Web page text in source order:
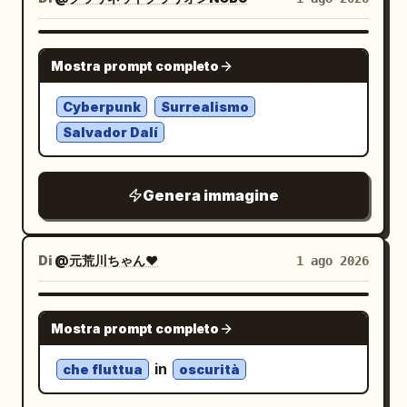
complete della sedia, intervallo di
altezza del sedile, capacità di carico,
materiali e elementi di regolazione,
senza ipotizzare valori sconosciuti; la
sezione dell'imballaggio mostra il corpo
della sedia, gli accessori confermati, le
informazioni sulla cura, con gli accessori
mancanti contrassegnati come
"informazioni da confermare"; e termina
con un riepilogo delle strutture
dimensioni e istruzioni di installazione".
Ogni unità di parametro, linea di
dimensione e scheda informativa deve
testa, l'espressione facciale, la
direzione dello sguardo e la posa
complessiva devono corrispondere
esattamente al riferimento. Il
murales dietro di lei è una gigantesca e
graziosa illustrazione anime/chibi
della stessa ragazza seduta su un
arcobaleno mentre fa l'occhiolino
. Il personaggio cartoon deve indossare
lo stesso outfit e avere la stessa
posizionamento delle mani, la posizione
del corpo e l'espressione del
corrispondere esattamente al
riferimento. Il muro è pieno di
scarabocchi colorati identici, inclusi
NANO BANANA PRO
Mostra prompt completo
Cyberpunk
Surrealismo
Salvador Dalí
Genera immagine
Di @元荒川ちゃん❤ 1 ago 2026
NANO BANANA PRO
Mostra prompt completo
che fluttua in oscurità